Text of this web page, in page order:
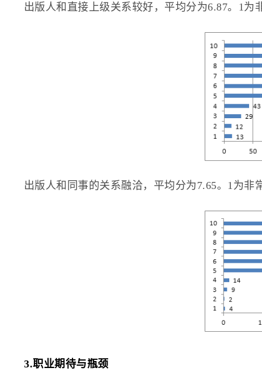
出版人和直接上级关系较好，平均分为6.87。1为
出版人和同事的关系融洽，平均分为7.65。1为非
3.职业期待与瓶颈